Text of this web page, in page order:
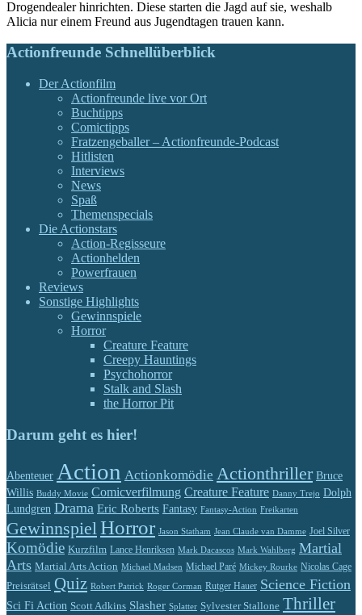
Drogendealer hinrichten. Diese starten die Jagd auf sie, weshalb
Alicia nur einem Freund aus Jugendtagen trauen kann.
Actionfreunde Schnellüberblick
Der Actionfilm
Actionfreunde live vor Ort
Buchtipps
Comictipps
Fratzengeballer – Actionfreunde-Podcast
Hitlisten
Interviews
News
Spaß
Themenspecials
Die Actionstars
Action-Regisseure
Actionhelden
Powerfrauen
Reviews
Sonstige Highlights
Gewinnspiele
Horror
Creature Feature
Creepy Hauntings
Psychohorror
Stalk and Slash
the Horror Pit
Darum geht es hier!
Abenteuer Action Actionkomödie Actionthriller Bruce
Willis Buddy Movie Comicverfilmung Creature Feature Danny Trejo Dolph
Lundgren Drama Eric Roberts Fantasy Fantasy-Action Freikarten
GewinnspielHorror Jason Statham Jean Claude van Damme Joel Silver
Komödie Kurzfilm Lance Henriksen Mark Dacascos Mark Wahlberg Martial
Arts Martial Arts Action Michael Madsen Michael Paré Mickey Rourke Nicolas Cage
Preisrätsel Quiz Robert Patrick Roger Corman Rutger Hauer Science Fiction
Sci Fi Action Scott Adkins Slasher Splatter Sylvester Stallone Thriller